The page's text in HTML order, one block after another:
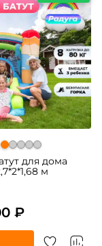
для дома
м
₽